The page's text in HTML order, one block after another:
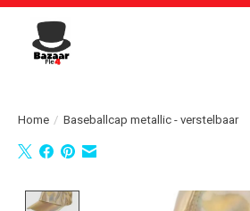
Home / Baseballcap metallic - verstelbaar
Product image